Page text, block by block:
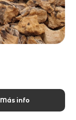
Más info